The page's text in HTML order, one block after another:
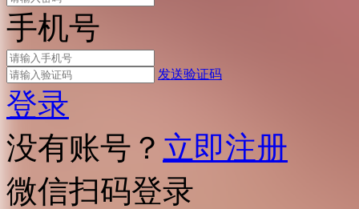
手机号
发送验证码
登录
没有账号？ 立即注册
微信扫码登录